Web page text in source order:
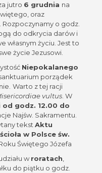
jutro 6 grudnia na
oraz
o godz.
do odkrycia darów i
własnym życiu. Jest to
życie Jezusowi.
Niepokalanego
porządek
Warto z tej racji
vultus. W
od godz. 12.00 do
Najśw. Sakramentu.
tekstAktu
w Polsce św.
Świętego Józefa
wroratach,
do piątku o godz.